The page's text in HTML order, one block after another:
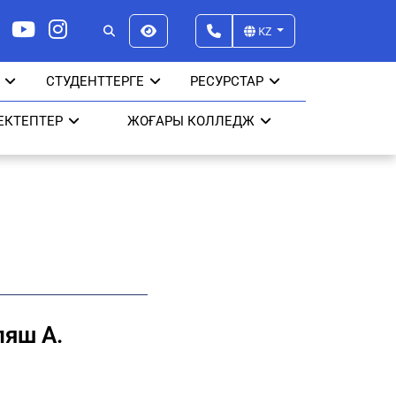
KZ
СТУДЕНТТЕРГЕ РЕСУРСТАР
ЖОҒАРЫ КОЛЛЕДЖ
А.